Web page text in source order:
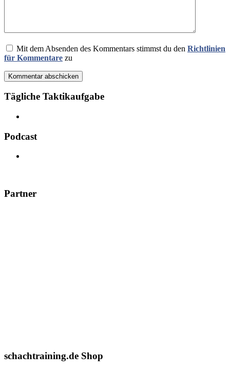
Mit dem Absenden des Kommentars stimmst du den Richtlinien
für Kommentare zu
Kommentar abschicken
Tägliche Taktikaufgabe
Podcast
Partner
schachtraining.de Shop